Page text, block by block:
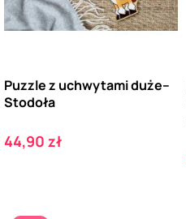
Puzzle z uchwytami duże–
Stodoła
Cena
44,90 zł